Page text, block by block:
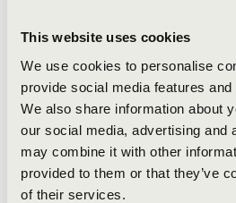
This website uses cookies
We use cookies to personalise
provide social media features
We also share information about
our social media, advertising and
may combine it with other
provided to them or that they’ve
of their services.
Ugyanebben az évben
Janigro Nemzetközi
kategóriában első díjat nyert.
24. Flame Nemzetközi Zenei
fődíjat, a zsűri valamennyi
pontszámot kapott. 2014-ben a
Nemzetközi Ifjúsági Versenyen
a csellóverseny történetének